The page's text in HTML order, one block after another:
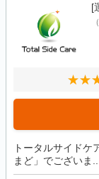
[
トータルサイドケ
まど」でございま...